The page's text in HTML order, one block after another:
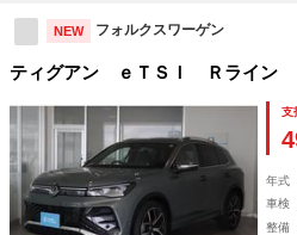
NEW フォルクスワーゲン
ティグアン ｅＴＳＩ Ｒライン
支
年式
車検
整備